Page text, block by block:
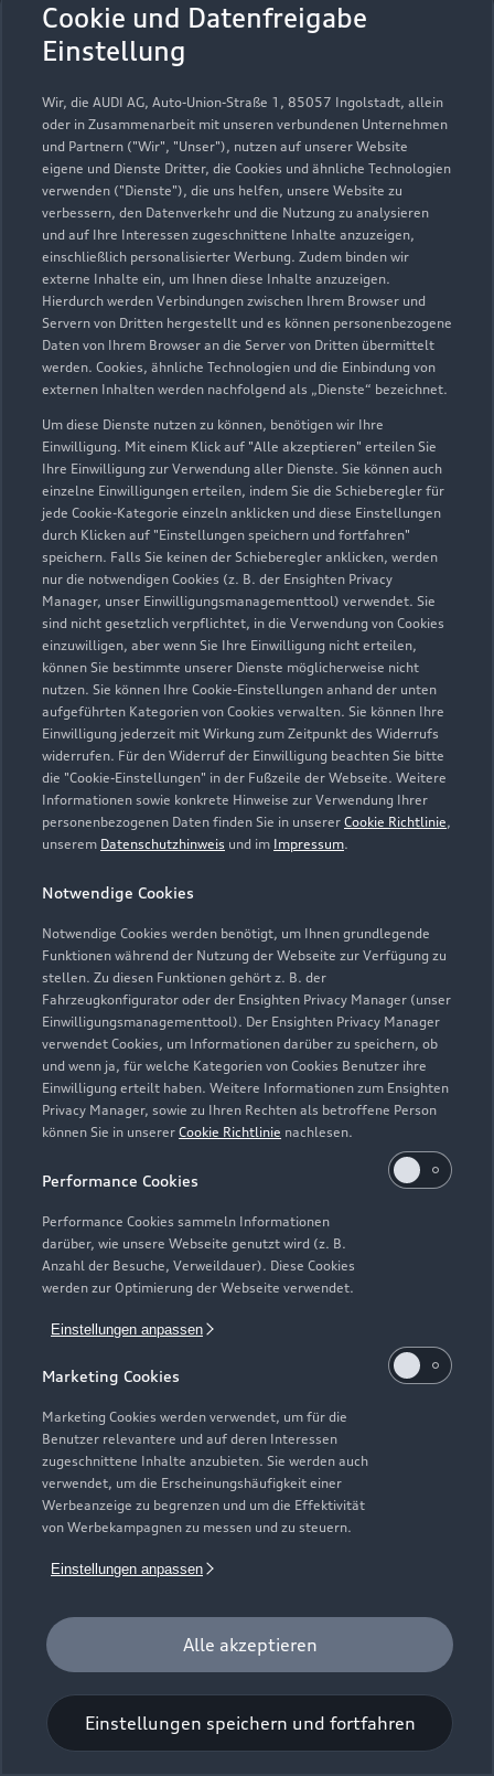
Cookie und Datenfreigabe
Einstellung
Wir, die AUDI AG, Auto-Union-Straße 1, 85057 Ingolstadt, allein
oder in Zusammenarbeit mit unseren verbundenen Unternehmen
und Partnern ("Wir", "Unser"), nutzen auf unserer Website
eigene und Dienste Dritter, die Cookies und ähnliche Technologien
verwenden ("Dienste"), die uns helfen, unsere Website zu
verbessern, den Datenverkehr und die Nutzung zu analysieren
und auf Ihre Interessen zugeschnittene Inhalte anzuzeigen,
einschließlich personalisierter Werbung. Zudem binden wir
externe Inhalte ein, um Ihnen diese Inhalte anzuzeigen.
Hierdurch werden Verbindungen zwischen Ihrem Browser und
Servern von Dritten hergestellt und es können personenbezogene
Daten von Ihrem Browser an die Server von Dritten übermittelt
werden. Cookies, ähnliche Technologien und die Einbindung von
externen Inhalten werden nachfolgend als „Dienste“ bezeichnet.
Um diese Dienste nutzen zu können, benötigen wir Ihre
Einwilligung. Mit einem Klick auf "Alle akzeptieren" erteilen Sie
Ihre Einwilligung zur Verwendung aller Dienste. Sie können auch
einzelne Einwilligungen erteilen, indem Sie die Schieberegler für
jede Cookie-Kategorie einzeln anklicken und diese Einstellungen
durch Klicken auf "Einstellungen speichern und fortfahren"
speichern. Falls Sie keinen der Schieberegler anklicken, werden
nur die notwendigen Cookies (z. B. der Ensighten Privacy
Manager, unser Einwilligungsmanagementtool) verwendet. Sie
sind nicht gesetzlich verpflichtet, in die Verwendung von Cookies
einzuwilligen, aber wenn Sie Ihre Einwilligung nicht erteilen,
können Sie bestimmte unserer Dienste möglicherweise nicht
nutzen. Sie können Ihre Cookie-Einstellungen anhand der unten
aufgeführten Kategorien von Cookies verwalten. Sie können Ihre
Einwilligung jederzeit mit Wirkung zum Zeitpunkt des Widerrufs
widerrufen. Für den Widerruf der Einwilligung beachten Sie bitte
die "Cookie-Einstellungen" in der Fußzeile der Webseite. Weitere
Informationen sowie konkrete Hinweise zur Verwendung Ihrer
personenbezogenen Daten finden Sie in unserer Cookie Richtlinie,
unserem Datenschutzhinweis und im Impressum.
Notwendige Cookies
Notwendige Cookies werden benötigt, um Ihnen grundlegende
Funktionen während der Nutzung der Webseite zur Verfügung zu
stellen. Zu diesen Funktionen gehört z. B. der
Fahrzeugkonfigurator oder der Ensighten Privacy Manager (unser
Einwilligungsmanagementtool). Der Ensighten Privacy Manager
verwendet Cookies, um Informationen darüber zu speichern, ob
und wenn ja, für welche Kategorien von Cookies Benutzer ihre
Einwilligung erteilt haben. Weitere Informationen zum Ensighten
Privacy Manager, sowie zu Ihren Rechten als betroffene Person
können Sie in unserer Cookie Richtlinie nachlesen.
Performance Cookies
Performance Cookies sammeln Informationen
darüber, wie unsere Webseite genutzt wird (z. B.
Anzahl der Besuche, Verweildauer). Diese Cookies
werden zur Optimierung der Webseite verwendet.
Einstellungen anpassen
Marketing Cookies
Marketing Cookies werden verwendet, um für die
Benutzer relevantere und auf deren Interessen
zugeschnittene Inhalte anzubieten. Sie werden auch
verwendet, um die Erscheinungshäufigkeit einer
Werbeanzeige zu begrenzen und um die Effektivität
von Werbekampagnen zu messen und zu steuern.
Einstellungen anpassen
Alle akzeptieren
Einstellungen speichern und fortfahren
USB Power-Ladegerät
USB Power-Ladegerät für schnelles und
komfortables Laden von Mobiltelefonen, Tablets
oder Laptops.
Zur Audi Shopping World
Audi Pflegemitteltasche
Sommer
Damit Ihr Audi auch im Sommer glänzt: die
passende Pflege in einer Tasche.
Zur Audi Shopping World
Lederpflege-Set
Praktisches Set zur intensiven Reinigung und
Pflege von Leder und Kunstleder.
Zur Audi Shopping World
Universal-Reinigungstuch
Für einen glänzenden Eindruck.
Zur Audi Shopping World